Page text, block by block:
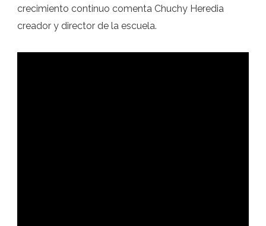
crecimiento continuo comenta Chuchy Heredia
creador y director de la escuela.